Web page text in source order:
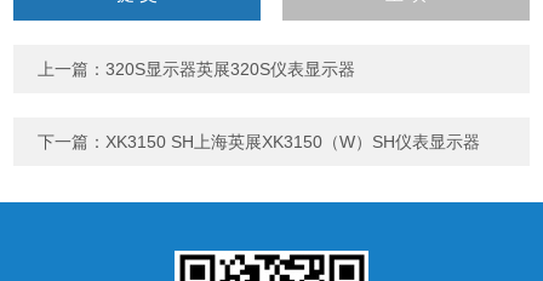
字），如：三加四=7
上一篇：320S显示器英展320S仪表显示器
下一篇： XK3150 SH上海英展XK3150（W）SH仪表显示器